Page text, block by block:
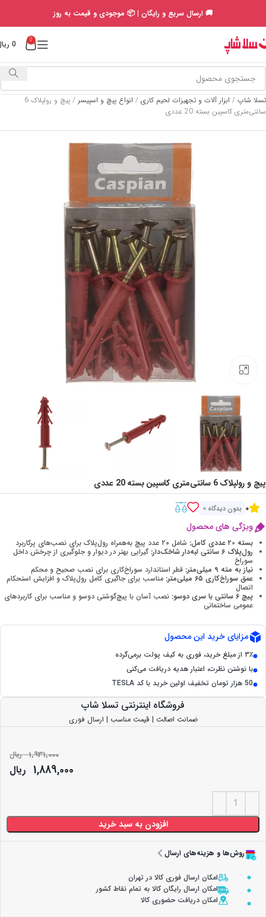
🚚 ارسال سریع و رایگان | 📦 موجودی و قیمت به روز
0
0
تسلا شاپ / ابزار آلات و تجهیزات لحیم کاری / انواع پیچ و اسپیسر /
پیچ و رولپلاک 6
سانتی‌متری کاسپین بسته 20 عددی
Click to enlarge
پیچ و رولپلاک 6 سانتی‌متری کاسپین بسته 20 عددی
0 بدون دیدگاه >
ویژگی های محصول
بسته ۲۰ عددی کامل: شامل ۲۰ عدد پیچ به‌همراه رول‌پلاک برای نصب‌های پرکاربرد
رول‌پلاک ۶ سانتی لبه‌دار شاخک‌دار: گیرایی بهتر در دیوار و جلوگیری از چرخش داخل
سوراخ
نیاز به مته ۹ میلی‌متر: قطر استاندارد سوراخ‌کاری برای نصب صحیح و محکم
عمق سوراخ‌کاری ۶۵ میلی‌متر: مناسب برای جاگیری کامل رول‌پلاک و افزایش استحکام
اتصال
پیچ ۶ سانتی با سری دوسو: نصب آسان با پیچ‌گوشتی دوسو و مناسب برای کاربردهای
عمومی ساختمانی
مزایای خرید این محصول
۳٪ از مبلغ خرید، فوری به کیف پولت برمی‌گرده
با نوشتن نظرت، اعتبار هدیه دریافت می‌کنی
50 هزار تومان تخفیف اولین خرید با کد TESLA
فروشگاه اینترنتی تسلا شاپ
ضمانت اصالت | قیمت مناسب | ارسال فوری
1,931,000 ریال
1,889,000 ریال
افزودن به سبد خرید
روش‌ها و هزینه‌های ارسال
امکان ارسال فوری کالا در تهران
امکان ارسال رایگان کالا به تمام نقاط کشور
امکان دریافت حضوری کالا